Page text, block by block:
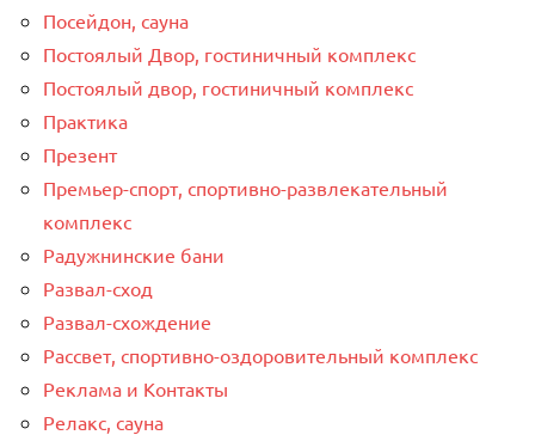
Посейдон, сауна
Постоялый Двор, гостиничный комплекс
Постоялый двор, гостиничный комплекс
Практика
Презент
Премьер-спорт, спортивно-развлекательный
комплекс
Радужнинские бани
Развал-сход
Развал-схождение
Рассвет, спортивно-оздоровительный комплекс
Реклама и Контакты
Релакс, сауна